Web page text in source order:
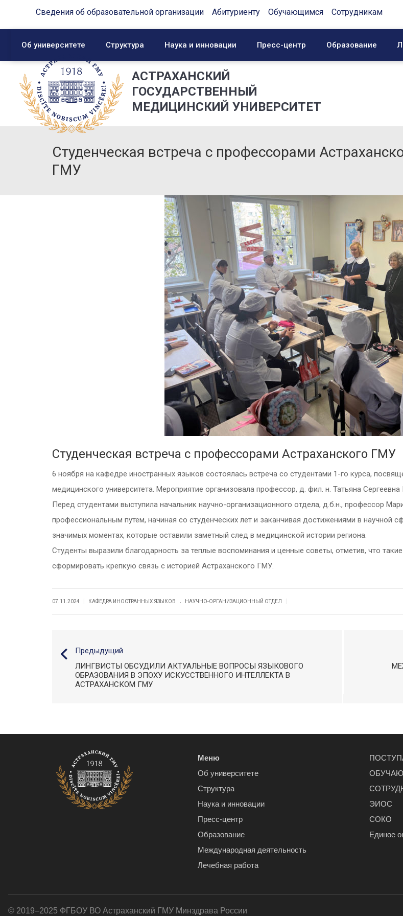
Сведения об образовательной организации Абитуриенту Обучающимся Сотрудникам
Об университете Структура Наука и инновации Пресс-центр Образование
АСТРАХАНСКИЙ
ГОСУДАРСТВЕННЫЙ
МЕДИЦИНСКИЙ УНИВЕРСИТЕТ
Студенческая встреча с профессорами
ГМУ
Студенческая встреча с профессорами Астраханского ГМУ
6 ноября на кафедре иностранных языков состоялась встреча со студентами 1-го курса,
медицинского университета. Мероприятие организовала профессор, д. фил. н. Татьяна Сергеевна
Перед студентами выступила начальник научно-организационного отдела, д.б.н., профессор
профессиональным путем, начиная со студенческих лет и заканчивая достижениями в научной
значимых моментах, которые оставили заметный след в медицинской истории региона.
Студенты выразили благодарность за теплые воспоминания и ценные советы, отметив, что
сформировать крепкую связь с историей Астраханского ГМУ.
07.11.2024 КАФЕДРА ИНОСТРАННЫХ ЯЗЫКОВ . НАУЧНО-ОРГАНИЗАЦИОННЫЙ ОТДЕЛ
Предыдущий
ЛИНГВИСТЫ ОБСУДИЛИ АКТУАЛЬНЫЕ ВОПРОСЫ ЯЗЫКОВОГО
ОБРАЗОВАНИЯ В ЭПОХУ ИСКУССТВЕННОГО ИНТЕЛЛЕКТА В
АСТРАХАНСКОМ ГМУ
Меню
Об университете
Структура
Наука и инновации
Пресс-центр
Образование
Международная деятельность
Лечебная работа
ЭИОС
СОКО
Единое
© 2019–2025 ФГБОУ ВО Астраханский ГМУ Минздрава России